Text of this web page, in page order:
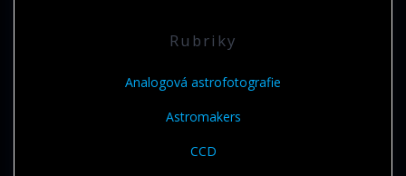
Rubriky
Analogová astrofotografie
Astromakers
CCD